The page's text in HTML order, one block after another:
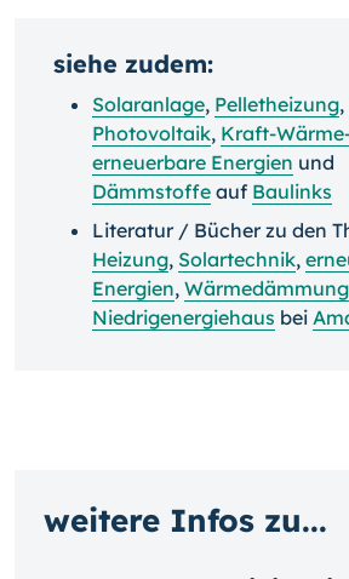
siehe zudem:
Solaranlage, Pelletheizung,
Photovoltaik, Kraft-
erneuerbare Energien und
Dämmstoffe auf Baulinks
Literatur / Bücher zu den
Heizung, Solartechnik,
Energien, Wärmedämmung
Niedrigenergiehaus bei
weitere Infos zu...